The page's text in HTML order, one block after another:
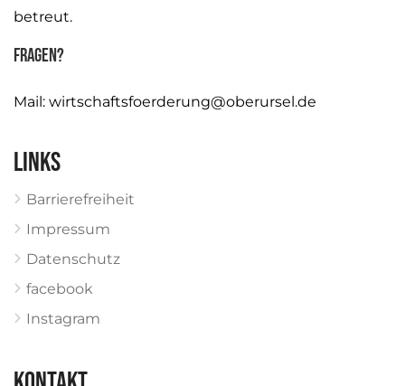
betreut.
Fragen?
Mail: wirtschaftsfoerderung@oberursel.de
Links
Barrierefreiheit
Impressum
Datenschutz
facebook
Instagram